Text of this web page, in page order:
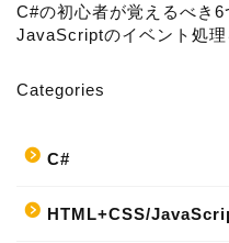
C#の初心者が覚えるべき6
JavaScriptのイベント処
Categories
C#
HTML+CSS/